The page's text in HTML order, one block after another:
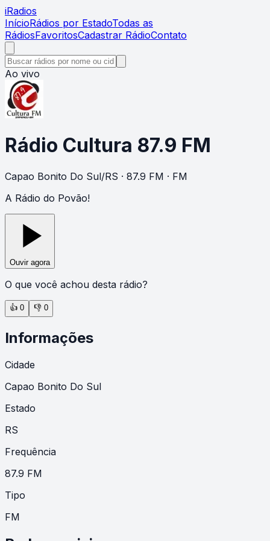
iRadios
InícioRádios por EstadoTodas as
RádiosFavoritosCadastrar RádioContato
Ao vivo
Rádio Cultura 87.9 FM
Capao Bonito Do Sul/RS · 87.9 FM · FM
A Rádio do Povão!
Ouvir agora
O que você achou desta rádio?
👍 0 👎 0
Informações
Cidade
Capao Bonito Do Sul
Estado
RS
Frequência
87.9 FM
Tipo
FM